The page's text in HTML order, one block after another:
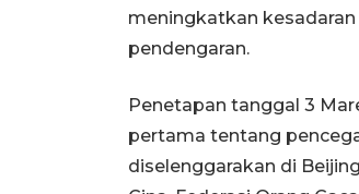
meningkatkan
pendengaran.
Penetapan tanggal 3
pertama tentang
diselenggarakan di